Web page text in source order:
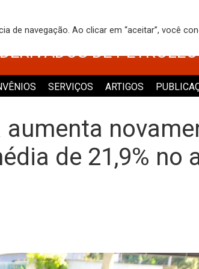
DOS
DE
SERVIÇOS ARTIGOS
aumenta
de 21,9% no
de navegação. Ao clicar em “aceitar”, você